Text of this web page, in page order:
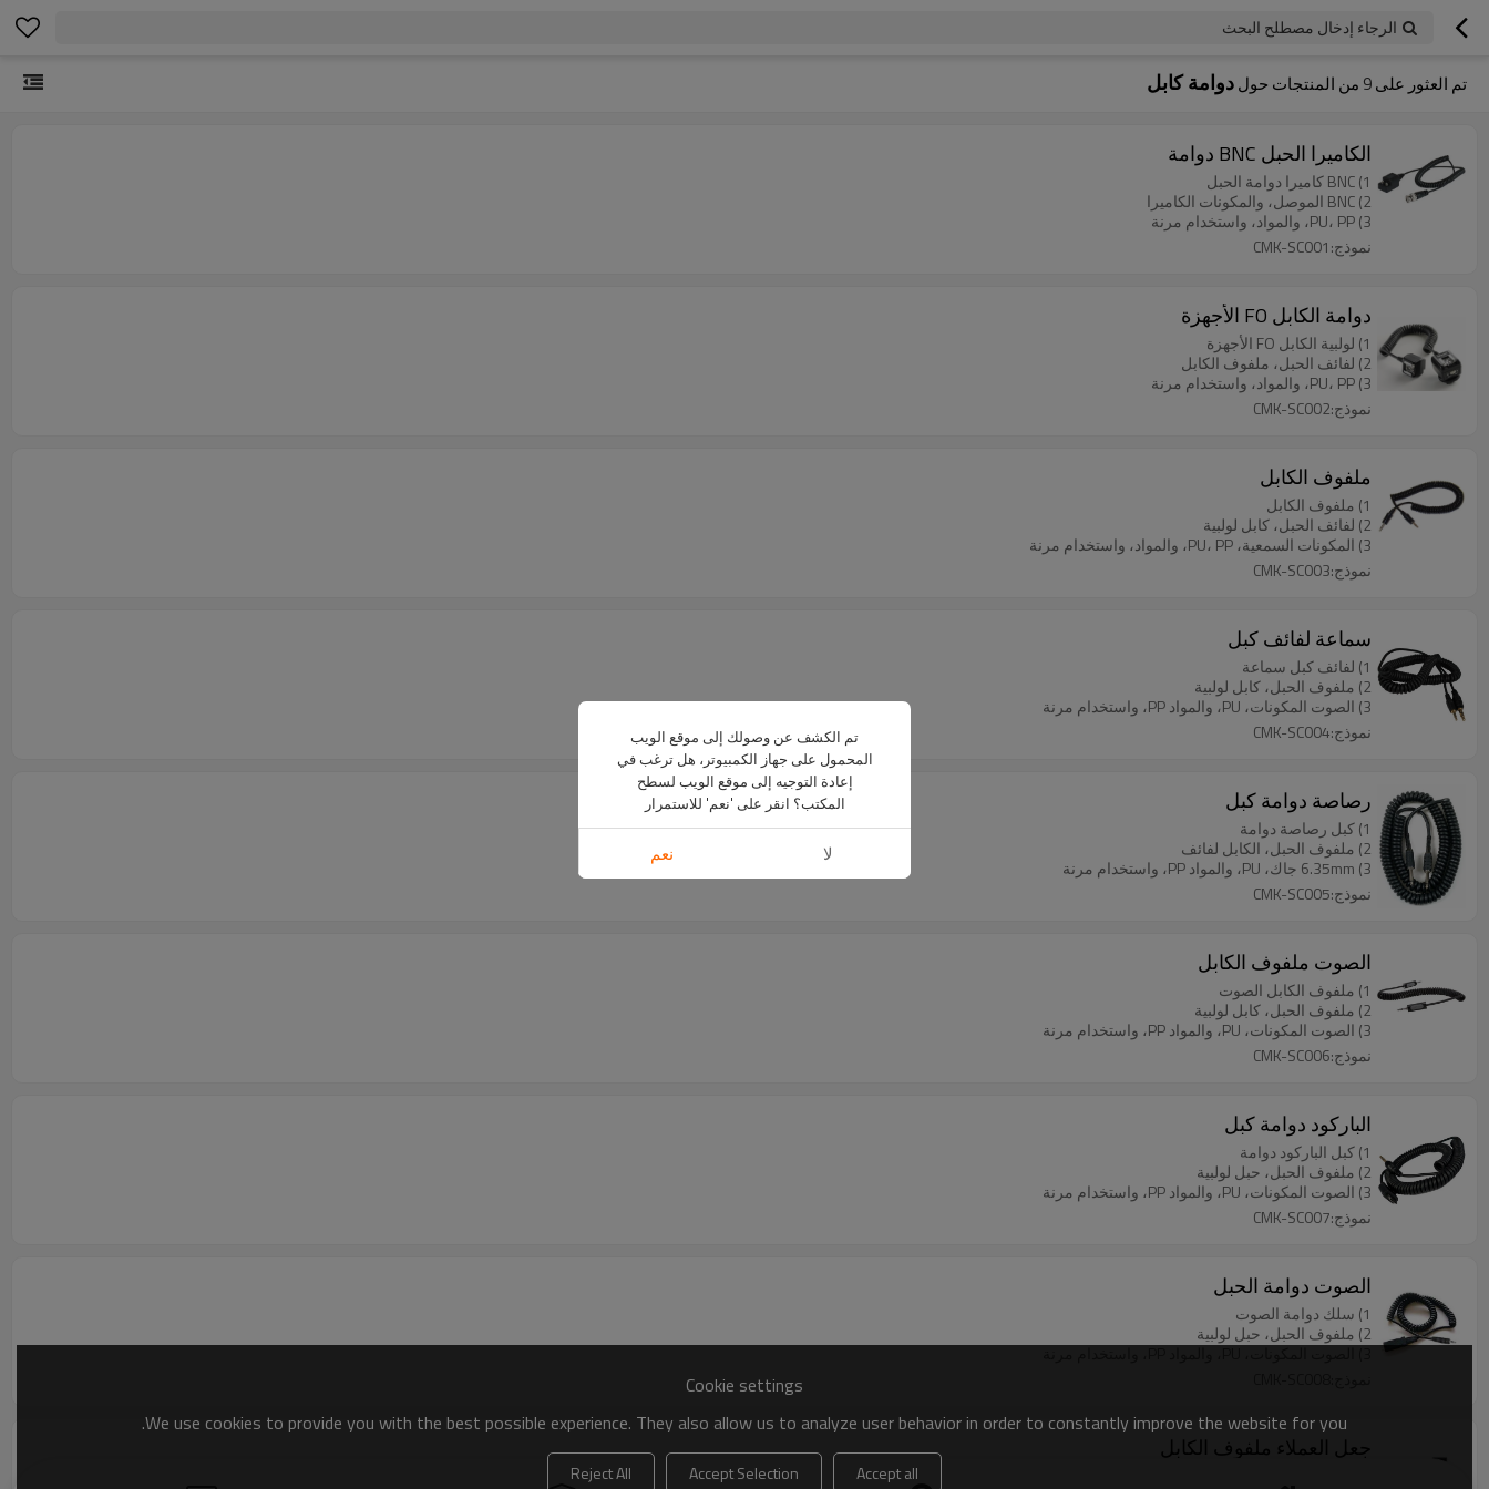
الرجاء إدخال مصطلح البحث
تم العثور على9 من المنتجات حولدوامة كابل
الكاميرا الحبل BNC دوامة
1) BNC كاميرا دوامة الحبل
2) BNC الموصل، والمكونات الكاميرا
3) PU، PP، والمواد، واستخدام مرنة
نموذج:CMK-SC001
دوامة الكابل FO الأجهزة
1) لولبية الكابل FO الأجهزة
2) لفائف الحبل، ملفوف الكابل
3) PU، PP، والمواد، واستخدام مرنة
نموذج:CMK-SC002
ملفوف الكابل
1) ملفوف الكابل
2) لفائف الحبل، كابل لولبية
3) المكونات السمعية، PU، PP، والمواد، واستخدام مرنة
نموذج:CMK-SC003
سماعة لفائف كبل
1) لفائف كبل سماعة
2) ملفوف الحبل، كابل لولبية
3) الصوت المكونات، PU، والمواد PP، واستخدام مرنة
نموذج:CMK-SC004
رصاصة دوامة كبل
1) كبل رصاصة دوامة
2) ملفوف الحبل، الكابل لفائف
3) 6.35mm جاك، PU، والمواد PP، واستخدام مرنة
نموذج:CMK-SC005
الصوت ملفوف الكابل
1) ملفوف الكابل الصوت
2) ملفوف الحبل، كابل لولبية
3) الصوت المكونات، PU، والمواد PP، واستخدام مرنة
نموذج:CMK-SC006
الباركود دوامة كبل
1) كبل الباركود دوامة
2) ملفوف الحبل، حبل لولبية
3) الصوت المكونات، PU، والمواد PP، واستخدام مرنة
نموذج:CMK-SC007
الصوت دوامة الحبل
1) سلك دوامة الصوت
2) ملفوف الحبل، حبل لولبية
جعل العملاء ملفوف الكابل
Cookie settings
We use cookies to provide you with the best possible experience. They also allow us to analyze user behavior in order to constantly improve the website for you.
Accept all
Accept Selection
Reject All
تم الكشف عن وصولك إلى موقع الويب
المحمول على جهاز الكمبيوتر، هل ترغب في
إعادة التوجيه إلى موقع الويب لسطح
المكتب؟ انقر على 'نعم' للاستمرار
لا نعم